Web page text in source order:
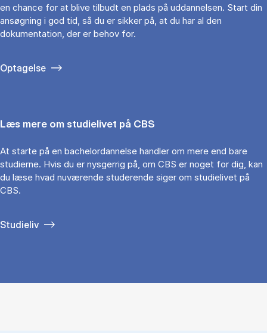
en chance for at blive tilbudt en plads på uddannelsen. Start din
ansøgning i god tid, så du er sikker på, at du har al den
dokumentation, der er behov for.
Optagelse
Læs mere om studielivet på CBS
At starte på en bachelordannelse handler om mere end bare
studierne. Hvis du er nysgerrig på, om CBS er noget for dig, kan
du læse hvad nuværende studerende siger om studielivet på
CBS.
Studieliv